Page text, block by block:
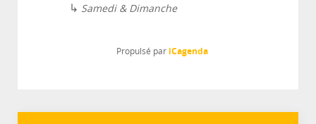
↳ Samedi & Dimanche
Propulsé par iCagenda